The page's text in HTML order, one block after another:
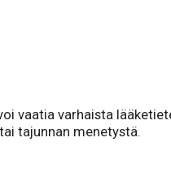
vaatia varhaista
tajunnan menetystä.